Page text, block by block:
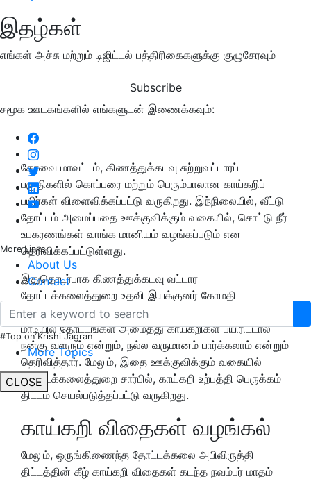
இதழ்கள்
எங்கள் அச்சு மற்றும் டிஜிட்டல் பத்திரிகைகளுக்கு குழுசேரவும்
Subscribe
சமூக ஊடகங்களில் எங்களுடன் இணைக்கவும்:
More Links
About Us
Contact
#Top on Krishi Jagran
More Topics
CLOSE
கோவை மாவட்டம், கிணத்துக்கடவு சுற்றுவட்டாரப்
பகுதிகளில் கொப்பரை மற்றும் பெரும்பாலான காய்கறிப்
பயிர்கள் விளைவிக்கப்பட்டு வருகிறது. இந்நிலையில், வீட்டு
தோட்டம் அமைப்பதை ஊக்குவிக்கும் வகையில், சொட்டு நீர்
உபகரணங்கள் வாங்க மானியம் வழங்கப்படும் என
தெரிவிக்கப்பட்டுள்ளது.
இதுதொடர்பாக கிணத்துக்கடவு வட்டார
தோட்டக்கலைத்துறை உதவி இயக்குனர் கோமதி
கூறுகையில், வீடுகளில் உள்ள காலியிடங்கள் மற்றும்
மாடியில் தோட்டங்கள் அமைத்து காய்கறிகள் பயிரிட்டால்
நன்கு வளரும் என்றும், நல்ல வருமானம் பார்க்கலாம் என்றும்
தெரிவித்தார். மேலும், இதை ஊக்குவிக்கும் வகையில்
தோட்டக்கலைத்துறை சார்பில், காய்கறி உற்பத்தி பெருக்கம்
திட்டம் செயல்படுத்தப்பட்டு வருகிறது.
காய்கறி விதைகள் வழங்கல்
மேலும், ஒருங்கிணைந்த தோட்டக்கலை அபிவிருத்தி
திட்டத்தின் கீழ் காய்கறி விதைகள் கடந்த நவம்பர் மாதம்